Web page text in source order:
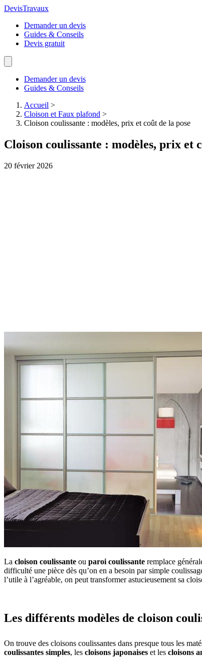
DevisTravaux
Demander un devis
Guides & Conseils
Devis gratuit
Demander un devis
Guides & Conseils
Accueil >
Cloison et Faux plafond >
Cloison coulissante : modèles, prix et coût de la pose
Cloison coulissante : modèles, prix et
20 février 2026
La cloison coulissante ou paroi coulissante remplace
difficulté une pièce dès qu’on en a besoin par simple
l’utile à l’agréable, on peut transformer astucieusement sa
Les différents modèles de cloison
On trouve des cloisons coulissantes dans presque tous les
coulissantes simples, les cloisons japonaises et les cloisons